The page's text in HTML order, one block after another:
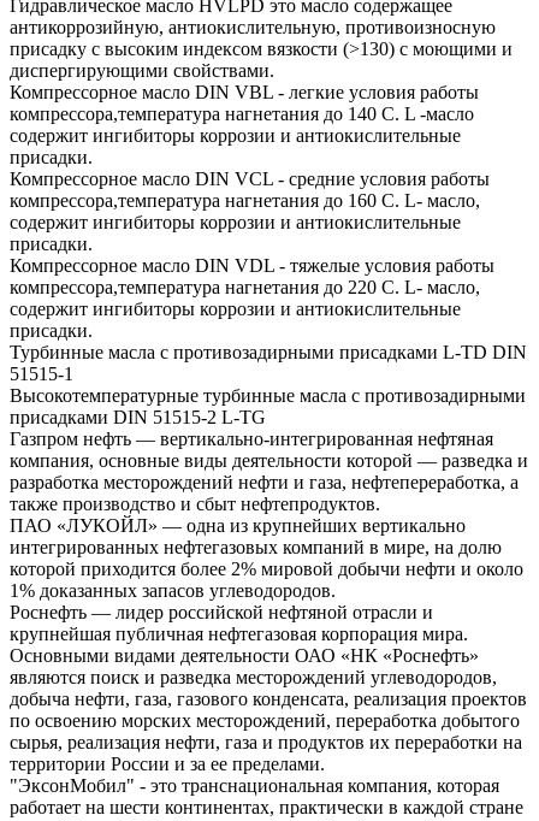
Гидравлическое масло HVLPD это масло содержащее
антикоррозийную, антиокислительную, противоизносную
присадку с высоким индексом вязкости (>130) с моющими и
диспергирующими свойствами.
Компрессорное масло DIN VBL - легкие условия работы
компрессора,температура нагнетания до 140 С. L -масло
содержит ингибиторы коррозии и антиокислительные
присадки.
Компрессорное масло DIN VCL - средние условия работы
компрессора,температура нагнетания до 160 С. L- масло,
содержит ингибиторы коррозии и антиокислительные
присадки.
Компрессорное масло DIN VDL - тяжелые условия работы
компрессора,температура нагнетания до 220 С. L- масло,
содержит ингибиторы коррозии и антиокислительные
присадки.
Турбинные масла с противозадирными присадками L-TD DIN
51515-1
Высокотемпературные турбинные масла с противозадирными
присадками DIN 51515-2 L-TG
Газпром нефть — вертикально-интегрированная нефтяная
компания, основные виды деятельности которой — разведка и
разработка месторождений нефти и газа, нефтепереработка, а
также производство и сбыт нефтепродуктов.
ПАО «ЛУКОЙЛ» — одна из крупнейших вертикально
интегрированных нефтегазовых компаний в мире, на долю
которой приходится более 2% мировой добычи нефти и около
1% доказанных запасов углеводородов.
Роснефть — лидер российской нефтяной отрасли и
крупнейшая публичная нефтегазовая корпорация мира.
Основными видами деятельности ОАО «НК «Роснефть»
являются поиск и разведка месторождений углеводородов,
добыча нефти, газа, газового конденсата, реализация проектов
по освоению морских месторождений, переработка добытого
сырья, реализация нефти, газа и продуктов их переработки на
территории России и за ее пределами.
"ЭксонМобил" - это транснациональная компания, которая
работает на шести континентах, практически в каждой стране